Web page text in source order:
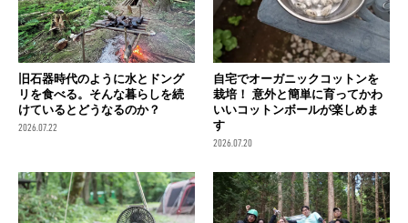
旧石器時代のように水とドング
リを食べる。そんな暮らしを続
けているとどうなるのか？
2026.07.22
自宅でオーガニックコットンを
栽培！ 意外と簡単に育ってかわ
いいコットンボールが楽しめま
す
2026.07.20